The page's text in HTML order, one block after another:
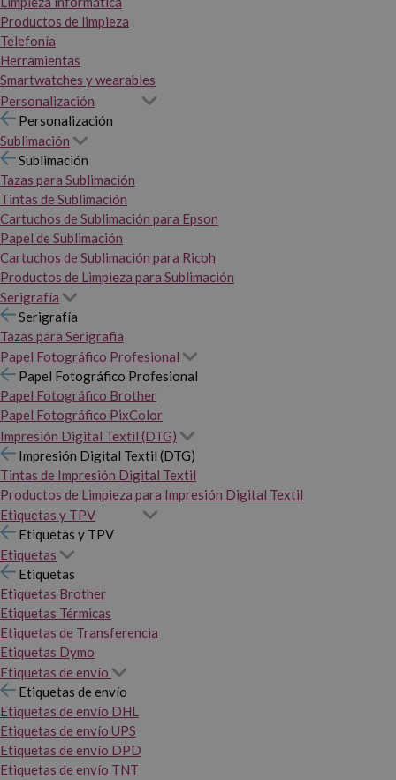
Productos de limpieza
Telefonía
Herramientas
Smartwatches y wearables
Personalización
Personalización
Sublimación
Sublimación
Tazas para Sublimación
Tintas de Sublimación
Cartuchos de Sublimación para Epson
Papel de Sublimación
Cartuchos de Sublimación para Ricoh
Productos de Limpieza para Sublimación
Serigrafía
Serigrafía
Tazas para Serigrafia
Papel Fotográfico Profesional
Papel Fotográfico Profesional
Papel Fotográfico Brother
Papel Fotográfico PixColor
Impresión Digital Textil (DTG)
Impresión Digital Textil (DTG)
Tintas de Impresión Digital Textil
Productos de Limpieza para Impresión Digital Textil
Etiquetas y TPV
Etiquetas y TPV
Etiquetas
Etiquetas
Etiquetas Brother
Etiquetas Térmicas
Etiquetas de Transferencia
Etiquetas Dymo
Etiquetas de envío
Etiquetas de envío
Etiquetas de envío DHL
Etiquetas de envío UPS
Etiquetas de envío DPD
Etiquetas de envío TNT